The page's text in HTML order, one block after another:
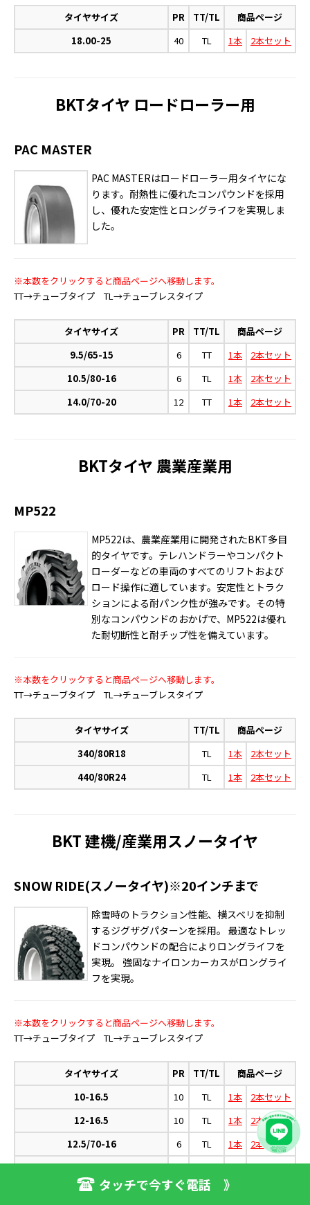
タイヤサイズ PR TT/TL
商品ページ
18.00-25
40 TL 1本 2本セット
BKTタイヤ ロードローラー用
PAC MASTER
PAC MASTERはロードローラー用タイヤにな
ります。耐熱性に優れたコンパウンドを採用
し、優れた安定性とロングライフを実現しま
した。
※本数をクリックすると商品ページへ移動します。
TT→チューブタイプ TL→チューブレスタイプ
タイヤサイズ PR TT/TL
商品ページ
9.5/65-15
6 TT 1本
2本セット
10.5/80-16
6 TL 1本
2本セット
14.0/70-20
12 TT 1本 2本セット
BKTタイヤ 農業産業用
MP522
MP522は、農業産業用に開発されたBKT多目
的タイヤです。テレハンドラーやコンパクト
ローダーなどの車両のすべてのリフトおよび
ロード操作に適しています。安定性とトラク
ションによる耐パンク性が強みです。その特
別なコンパウンドのおかげで、MP522は優れ
た耐切断性と耐チップ性を備えています。
※本数をクリックすると商品ページへ移動します。
TT→チューブタイプ TL→チューブレスタイプ
タイヤサイズ TT/TL
商品ページ
340/80R18
TL 1本
2本セット
440/80R24
TL 1本 2本セット
BKT 建機/産業用スノータイヤ
SNOW RIDE(スノータイヤ)※20インチまで
除雪時のトラクション性能、横スベリを抑制
するジグザグパターンを採用。 最適なトレッ
ドコンパウンドの配合によりロングライフを
実現。 強固なナイロンカーカスがロングライ
フを実現。
※本数をクリックすると商品ページへ移動します。
TT→チューブタイプ TL→チューブレスタイプ
タイヤサイズ PR TT/TL
商品ページ
10-16.5
10 TL 1本
2本セット
12-16.5
10 TL 1本
2本セット
12.5/70-16
6 TL 1本
2本セット
15.5/60-18
10 TL 1本
2本セット
17.5/65-20
10 TL 1本
タッチで今すぐ電話 》